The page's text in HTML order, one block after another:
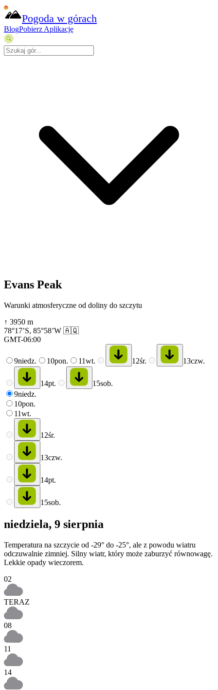
Pogoda w górach
BlogPobierz Aplikację
Evans Peak
Warunki atmosferyczne od doliny do szczytu
↑ 3950 m
78°17’S, 85°58’W 🇦🇶
GMT-06:00
9niedz. 10pon. 11wt. 12śr. 13czw.
14pt. 15sob.
9niedz.
10pon.
11wt.
12śr.
13czw.
14pt.
15sob.
niedziela, 9 sierpnia
Temperatura na szczycie od -29° do -25°, ale z powodu wiatru
odczuwalnie zimniej. Silny wiatr, który może zaburzyć równowagę.
Lekkie opady wieczorem.
02
TERAZ
08
11
14